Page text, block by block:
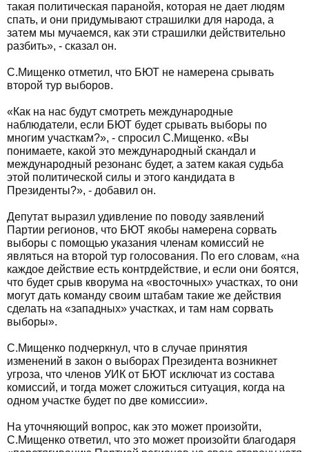
такая политическая паранойя, которая не дает людям
спать, и они придумывают страшилки для народа, а
затем мы мучаемся, как эти страшилки действительно
разбить», - сказал он.
С.Мищенко отметил, что БЮТ не намерена срывать
второй тур выборов.
«Как на нас будут смотреть международные
наблюдатели, если БЮТ будет срывать выборы по
многим участкам?», - спросил С.Мищенко. «Вы
понимаете, какой это международный скандал и
международный резонанс будет, а затем какая судьба
этой политической силы и этого кандидата в
Президенты?», - добавил он.
Депутат выразил удивление по поводу заявлений
Партии регионов, что БЮТ якобы намерена сорвать
выборы с помощью указания членам комиссий не
являться на второй тур голосования. По его словам, «на
каждое действие есть контрдействие, и если они боятся,
что будет срыв кворума на «восточных» участках, то они
могут дать команду своим штабам такие же действия
сделать на «западных» участках, и там нам сорвать
выборы».
С.Мищенко подчеркнул, что в случае принятия
изменений в закон о выборах Президента возникнет
угроза, что членов УИК от БЮТ исключат из состава
комиссий, и тогда может сложиться ситуация, когда на
одном участке будет по две комиссии».
На уточняющий вопрос, как это может произойти,
С.Мищенко ответил, что это может произойти благодаря